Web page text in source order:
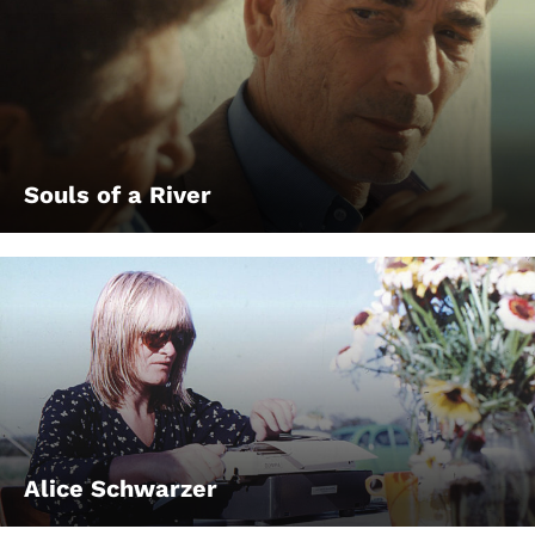
Souls of a River
Alice Schwarzer